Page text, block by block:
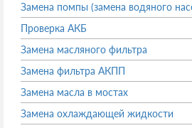
Замена помпы (замена водяного
Проверка АКБ
Замена масляного фильтра
Замена фильтра АКПП
Замена масла в мостах
Замена охлаждающей жидкости